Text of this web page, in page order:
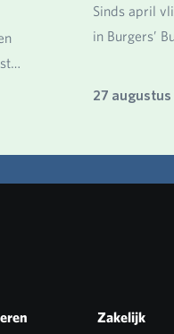
Sinds april
in Burgers’
27
Zakelijk